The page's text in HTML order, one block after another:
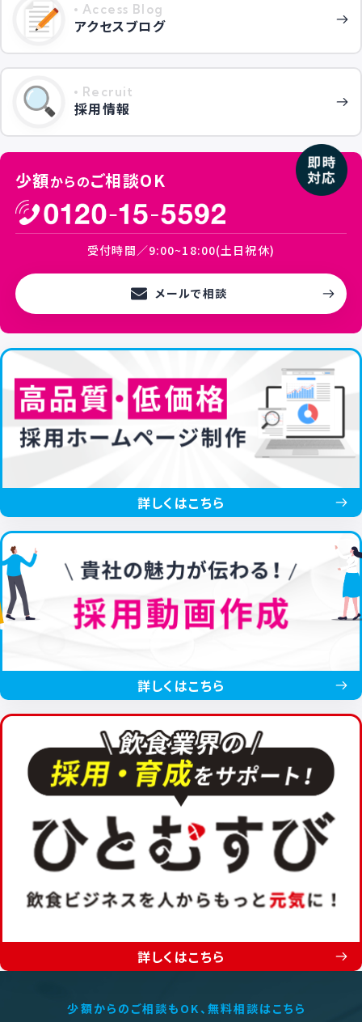
Access Blog
アクセスブログ
Recruit
採用情報
少額からのご相談OK
受付時間／9:00~18:00(土日祝休)
メールで相談
詳しくはこちら
詳しくはこちら
詳しくはこちら
少額からのご相談もOK、無料相談はこちら